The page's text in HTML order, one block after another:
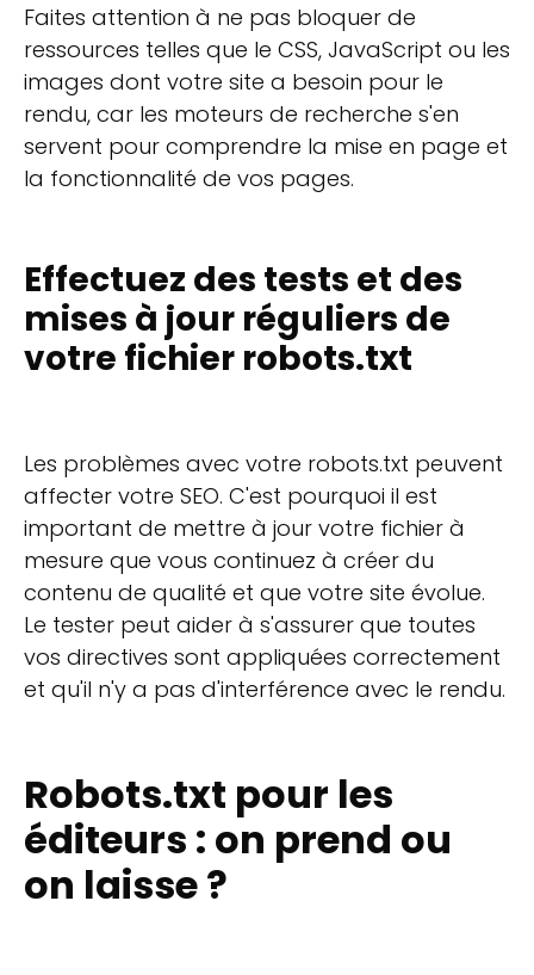
Faites attention à ne pas bloquer de
ressources telles que le CSS, JavaScript ou les
images dont votre site a besoin pour le
rendu, car les moteurs de recherche s'en
servent pour comprendre la mise en page et
la fonctionnalité de vos pages.
Effectuez des tests et des
mises à jour réguliers de
votre fichier robots.txt
Les problèmes avec votre robots.txt peuvent
affecter votre SEO. C'est pourquoi il est
important de mettre à jour votre fichier à
mesure que vous continuez à créer du
contenu de qualité et que votre site évolue.
Le tester peut aider à s'assurer que toutes
vos directives sont appliquées correctement
et qu'il n'y a pas d'interférence avec le rendu.
Robots.txt pour les
éditeurs : on prend ou
on laisse ?